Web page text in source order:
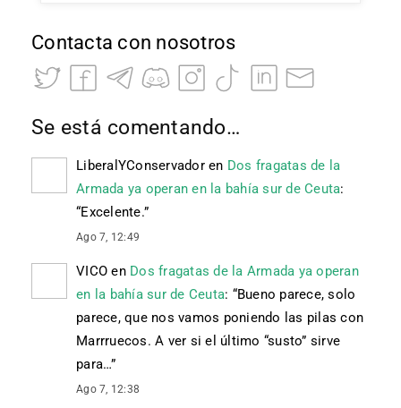
Contacta con nosotros
Se está comentando…
LiberalYConservadoren Dos fragatas de la
Armada ya operan en la bahía sur de Ceuta:
“Excelente.”
Ago 7, 12:49
VICO en Dos fragatas de la Armada ya operan
en la bahía sur de Ceuta: “Bueno parece, solo
parece, que nos vamos poniendo las pilas con
Marrruecos. A ver si el último “susto” sirve
para…”
Ago 7, 12:38